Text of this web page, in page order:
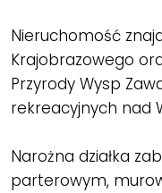
Nieruchomość
Krajobrazowego
Przyrody Wysp
rekreacyjnych nad
Narożna działka
parterowym,